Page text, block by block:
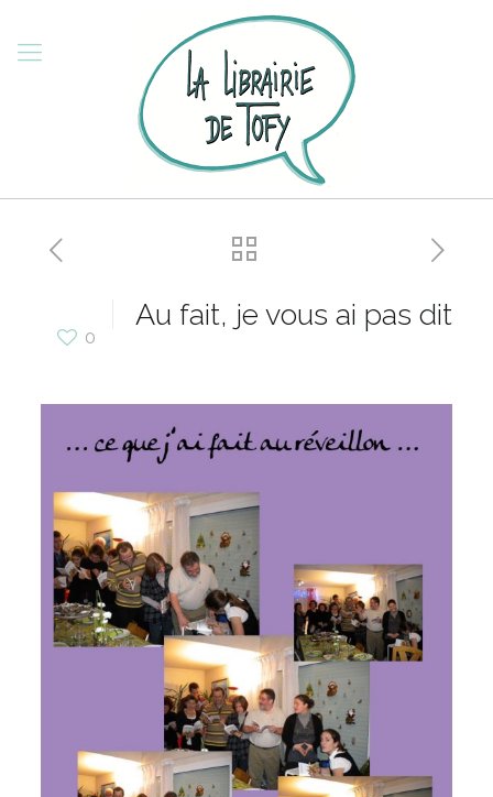
0
Au fait, je vous ai pas dit